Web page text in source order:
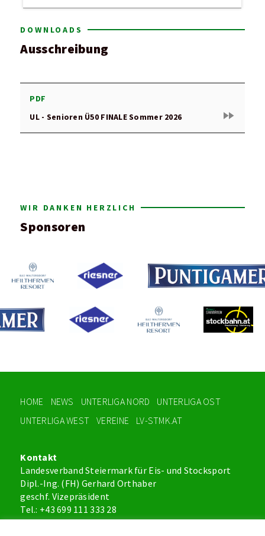
DOWNLOADS
Ausschreibung
PDF
UL - Senioren Ü50 FINALE Sommer 2026
fast_forward
WIR DANKEN HERZLICH
Sponsoren
HOME NEWS UNTERLIGA NORD
UNTERLIGA OST
UNTERLIGA WEST
VEREINE LV-STMK.AT
Kontakt
Landesverband Steiermark für Eis- und Stocksport
Dipl.-Ing. (FH) Gerhard Orthaber
geschf. Vizepräsident
Tel.: +43 699 111 333 28
office@lv-stmk.at